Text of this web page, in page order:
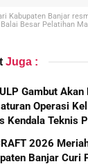
Kabupaten Banjar
Besar Pelatihan
Juga :
Gambut Akan
Operasi
Kendala Teknis
2026
Banjar Curi